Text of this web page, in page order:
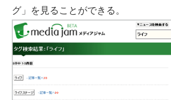
グ」を見ることができる。